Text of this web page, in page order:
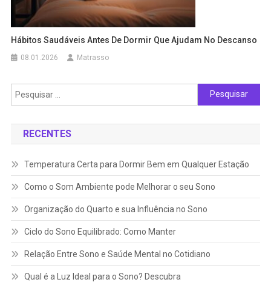
Hábitos Saudáveis Antes De Dormir Que Ajudam No Descanso
08.01.2026 Matrasso
Pesquisar
por:
RECENTES
Temperatura Certa para Dormir Bem em Qualquer Estação
Como o Som Ambiente pode Melhorar o seu Sono
Organização do Quarto e sua Influência no Sono
Ciclo do Sono Equilibrado: Como Manter
Relação Entre Sono e Saúde Mental no Cotidiano
Qual é a Luz Ideal para o Sono? Descubra